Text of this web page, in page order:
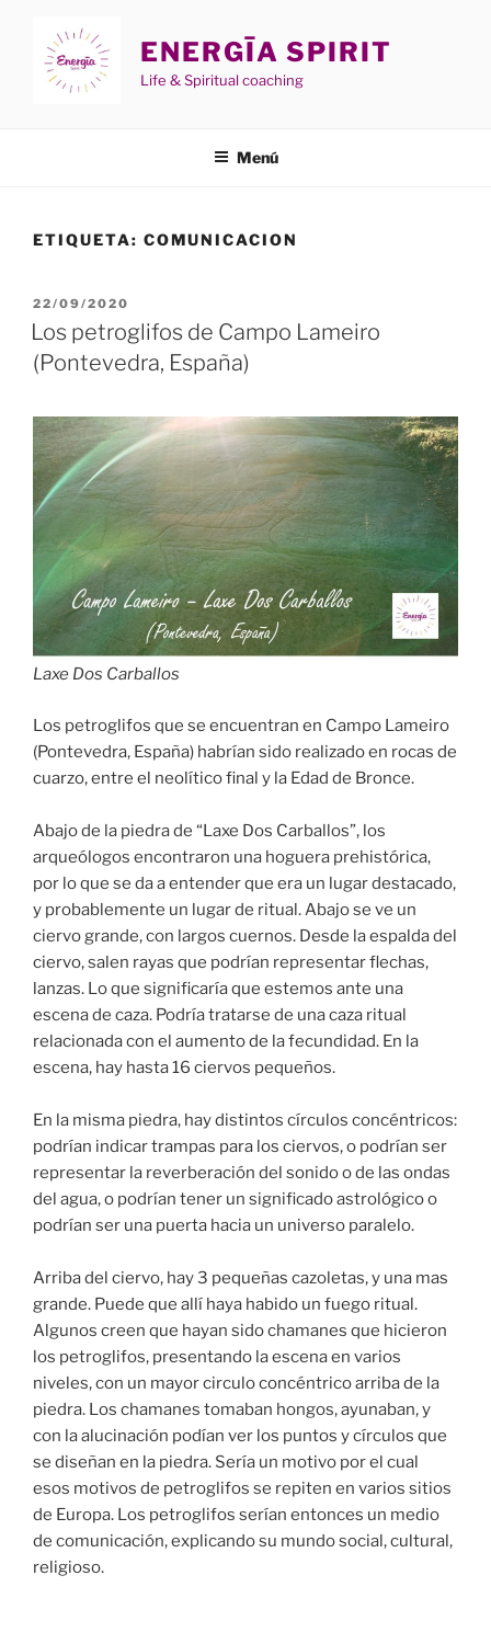
contenido
ENERGĪA SPIRIT
Life & Spiritual coaching
Menú
ETIQUETA: COMUNICACION
PUBLICADO
EL
22/09/2020
Los petroglifos de Campo Lameiro
(Pontevedra, España)
Laxe Dos Carballos
Los petroglifos que se encuentran en Campo Lameiro
(Pontevedra, España) habrían sido realizado en rocas de
cuarzo, entre el neolítico final y la Edad de Bronce.
Abajo de la piedra de “Laxe Dos Carballos”, los
arqueólogos encontraron una hoguera prehistórica,
por lo que se da a entender que era un lugar destacado,
y probablemente un lugar de ritual. Abajo se ve un
ciervo grande, con largos cuernos. Desde la espalda del
ciervo, salen rayas que podrían representar flechas,
lanzas. Lo que significaría que estemos ante una
escena de caza. Podría tratarse de una caza ritual
relacionada con el aumento de la fecundidad. En la
escena, hay hasta 16 ciervos pequeños.
En la misma piedra, hay distintos círculos concéntricos:
podrían indicar trampas para los ciervos, o podrían ser
representar la reverberación del sonido o de las ondas
del agua, o podrían tener un significado astrológico o
podrían ser una puerta hacia un universo paralelo.
Arriba del ciervo, hay 3 pequeñas cazoletas, y una mas
grande. Puede que allí haya habido un fuego ritual.
Algunos creen que hayan sido chamanes que hicieron
los petroglifos, presentando la escena en varios
niveles, con un mayor circulo concéntrico arriba de la
piedra. Los chamanes tomaban hongos, ayunaban, y
con la alucinación podían ver los puntos y círculos que
se diseñan en la piedra. Sería un motivo por el cual
esos motivos de petroglifos se repiten en varios sitios
de Europa. Los petroglifos serían entonces un medio
de comunicación, explicando su mundo social, cultural,
religioso.